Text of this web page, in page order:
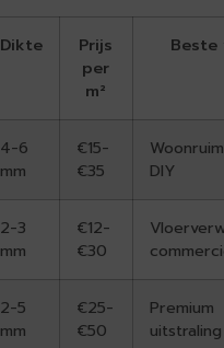
Dikte
Prijs
per
m²
Beste
4-6
mm
€15-
€35
DIY
2-3
mm
€12-
€30
2-5
mm
€25-
€50
Premium
uitstraling